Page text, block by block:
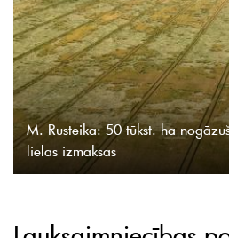
M. Rusteika: 50 tūkst. ha
lielas izmaksas